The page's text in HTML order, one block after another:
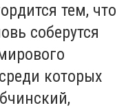
тем, что
соберутся
которых